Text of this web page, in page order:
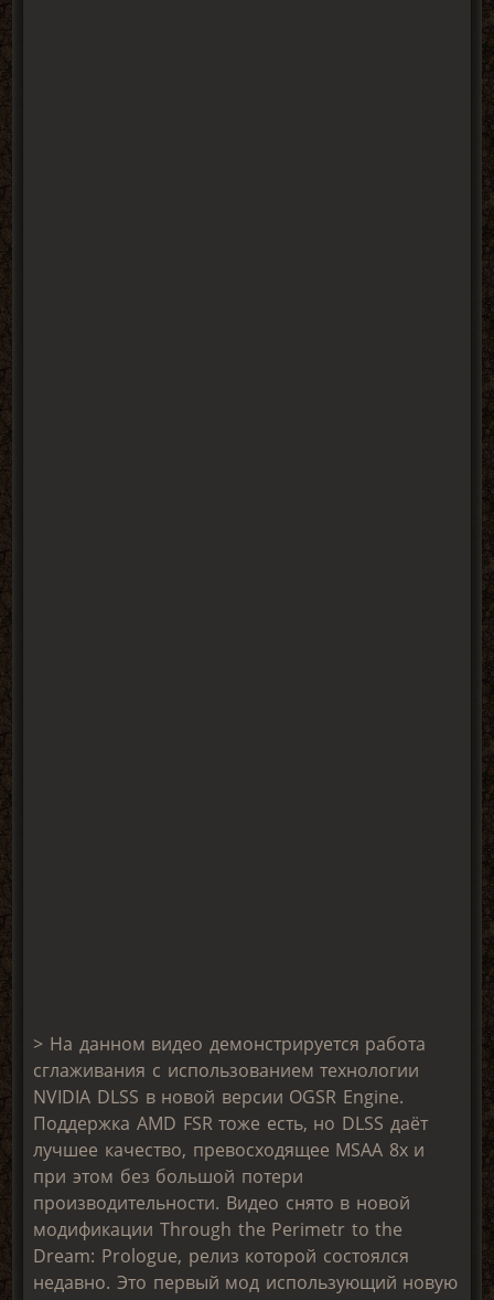
> На данном видео демонстрируется работа
сглаживания с использованием технологии
NVIDIA DLSS в новой версии OGSR Engine.
Поддержка AMD FSR тоже есть, но DLSS даёт
лучшее качество, превосходящее MSAA 8x и
при этом без большой потери
производительности. Видео снято в новой
модификации Through the Perimetr to the
Dream: Prologue, релиз которой состоялся
недавно. Это первый мод использующий новую